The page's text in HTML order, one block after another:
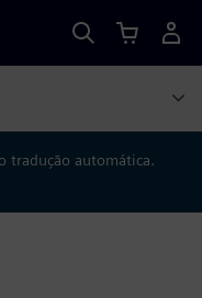
tradução automática.